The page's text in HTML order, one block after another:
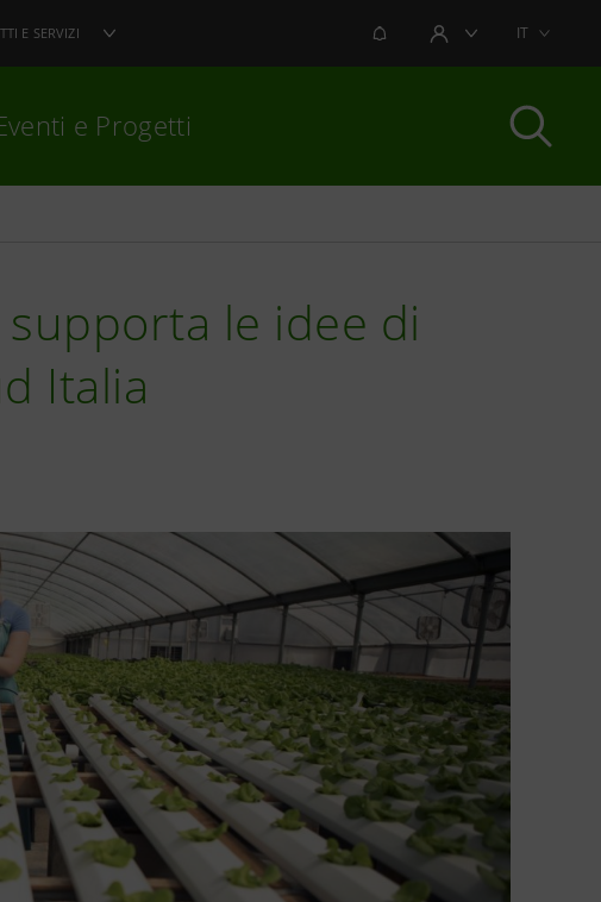
E SERVIZI NOTIFICHEAREA UTENTEIT
e Progetti
le idee di
Italia